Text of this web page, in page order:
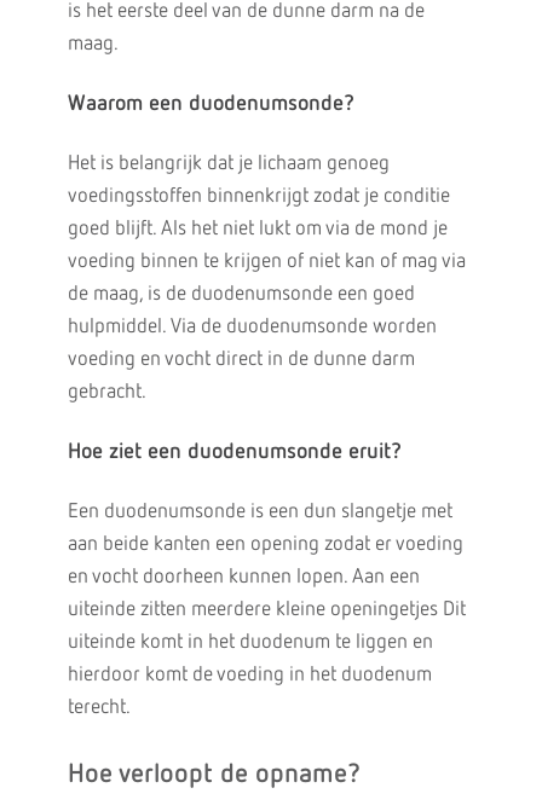
is het eerste deel van de dunne darm na de
maag.
Waarom een duodenumsonde?
Het is belangrijk dat je lichaam genoeg
voedingsstoffen binnenkrijgt zodat je conditie
goed blijft. Als het niet lukt om via de mond je
voeding binnen te krijgen of niet kan of mag via
de maag, is de duodenumsonde een goed
hulpmiddel. Via de duodenumsonde worden
voeding en vocht direct in de dunne darm
gebracht.
Hoe ziet een duodenumsonde eruit?
Een duodenumsonde is een dun slangetje met
aan beide kanten een opening zodat er voeding
en vocht doorheen kunnen lopen. Aan een
uiteinde zitten meerdere kleine openingetjes Dit
uiteinde komt in het duodenum te liggen en
hierdoor komt de voeding in het duodenum
terecht.
Hoe verloopt de opname?